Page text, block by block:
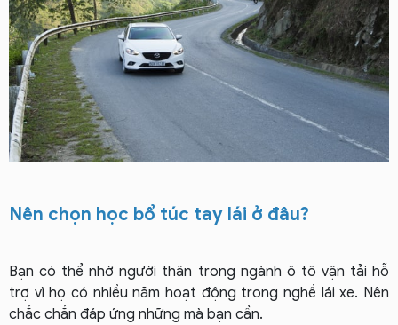
Nên chọn học bổ túc tay lái ở đâu?
Bạn có thể nhờ người thân trong ngành ô tô vận tải hỗ
trợ vì họ có nhiều năm hoạt động trong nghề lái xe. Nên
chắc chắn đáp ứng những mà bạn cần.